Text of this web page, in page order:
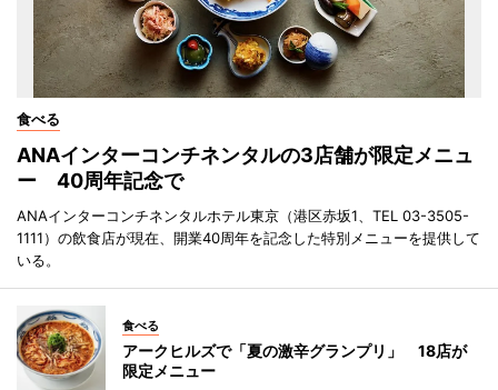
食べる
ANAインターコンチネンタルの3店舗が限定メニュ
ー 40周年記念で
ANAインターコンチネンタルホテル東京（港区赤坂1、TEL 03-3505-
1111）の飲食店が現在、開業40周年を記念した特別メニューを提供して
いる。
食べる
アークヒルズで「夏の激辛グランプリ」 18店が
限定メニュー